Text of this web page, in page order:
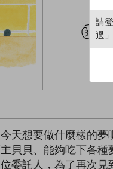
天想要做什麼樣的夢
貝、能夠吃下各種
託人，為了再次見
請
過